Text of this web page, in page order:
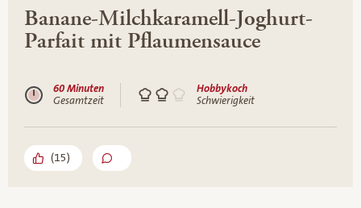
Banane-Milchkaramell-Joghurt-
Parfait mit Pflaumensauce
60 Minuten
Gesamtzeit
Hobbykoch
Schwierigkeit
(15)